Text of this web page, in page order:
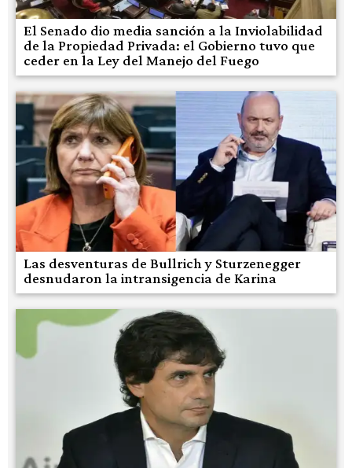
El Senado dio media sanción a la Inviolabilidad
de la Propiedad Privada: el Gobierno tuvo que
ceder en la Ley del Manejo del Fuego
Las desventuras de Bullrich y Sturzenegger
desnudaron la intransigencia de Karina